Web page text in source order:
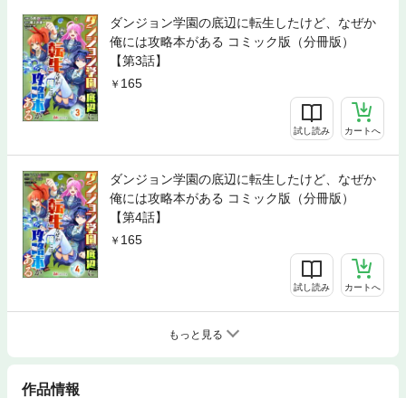
ダンジョン学園の底辺に転生したけど、なぜか
俺には攻略本がある コミック版（分冊版）
【第3話】
165
試し読み カートへ
ダンジョン学園の底辺に転生したけど、なぜか
俺には攻略本がある コミック版（分冊版）
【第4話】
165
試し読み カートへ
もっと見る
作品情報